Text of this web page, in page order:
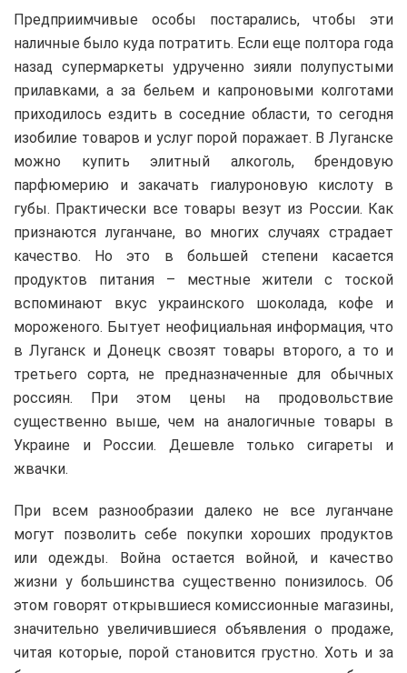
Предприимчивые особы постарались, чтобы эти
наличные было куда потратить. Если еще полтора года
назад супермаркеты удрученно зияли полупустыми
прилавками, а за бельем и капроновыми колготами
приходилось ездить в соседние области, то сегодня
изобилие товаров и услуг порой поражает. В Луганске
можно купить элитный алкоголь, брендовую
парфюмерию и закачать гиалуроновую кислоту в
губы. Практически все товары везут из России. Как
признаются луганчане, во многих случаях страдает
качество. Но это в большей степени касается
продуктов питания – местные жители с тоской
вспоминают вкус украинского шоколада, кофе и
мороженого. Бытует неофициальная информация, что
в Луганск и Донецк свозят товары второго, а то и
третьего сорта, не предназначенные для обычных
россиян. При этом цены на продовольствие
существенно выше, чем на аналогичные товары в
Украине и России. Дешевле только сигареты и
жвачки.
При всем разнообразии далеко не все луганчане
могут позволить себе покупки хороших продуктов
или одежды. Война остается войной, и качество
жизни у большинства существенно понизилось. Об
этом говорят открывшиеся комиссионные магазины,
значительно увеличившиеся объявления о продаже,
читая которые, порой становится грустно. Хоть и за